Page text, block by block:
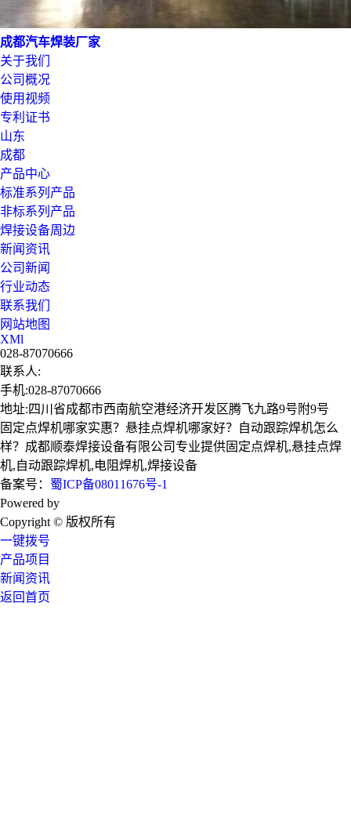
成都汽车焊装厂家
关于我们
公司概况
使用视频
专利证书
山东
成都
产品中心
标准系列产品
非标系列产品
焊接设备周边
新闻资讯
公司新闻
行业动态
联系我们
网站地图
XMl
028-87070666
联系人:
手机:028-87070666
地址:四川省成都市西南航空港经济开发区腾飞九路9号附9号
固定点焊机哪家实惠？悬挂点焊机哪家好？自动跟踪焊机怎么
样？成都顺泰焊接设备有限公司专业提供固定点焊机,悬挂点焊
机,自动跟踪焊机,电阻焊机,焊接设备
备案号： 蜀ICP备08011676号-1
Powered by
Copyright © 版权所有
一键拨号
产品项目
新闻资讯
返回首页